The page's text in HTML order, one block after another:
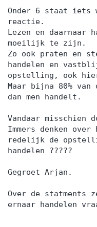
Onder 6 staat
reactie.
Lezen en daarnaar
moeilijk te zijn.
Zo ook praten en
handelen en
opstelling, ook
Maar bijna 80% van
dan men handelt.
Vandaar misschien
Immers denken
redelijk de
handelen ?????
Gegroet Arjan.
Over de statments
ernaar handelen